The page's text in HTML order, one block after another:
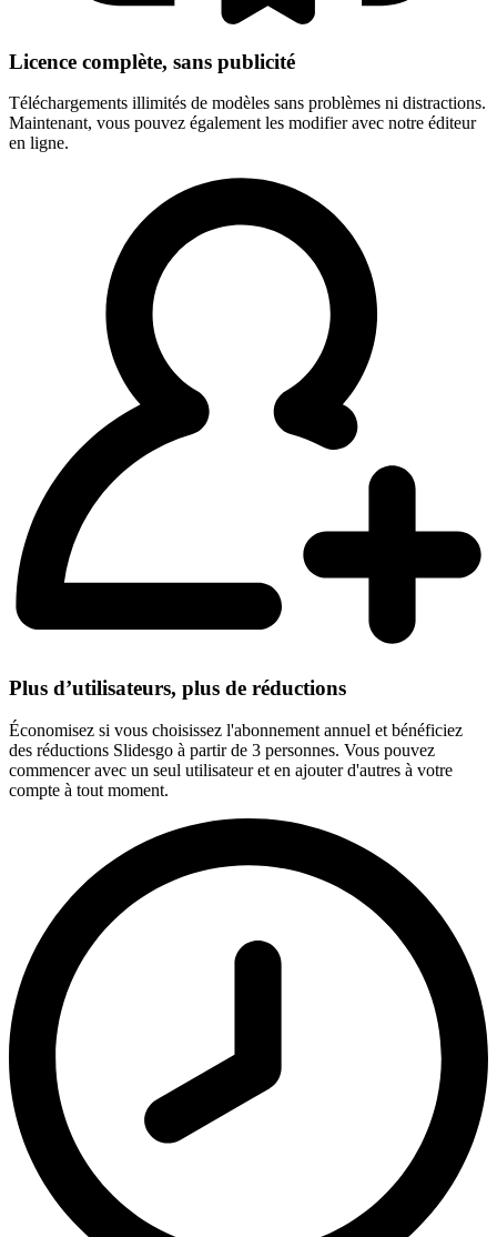
Licence complète, sans publicité
Téléchargements illimités de modèles sans problèmes ni distractions.
Maintenant, vous pouvez également les modifier avec notre éditeur
en ligne.
Plus d’utilisateurs, plus de réductions
Économisez si vous choisissez l'abonnement annuel et bénéficiez
des réductions Slidesgo à partir de 3 personnes. Vous pouvez
commencer avec un seul utilisateur et en ajouter d'autres à votre
compte à tout moment.